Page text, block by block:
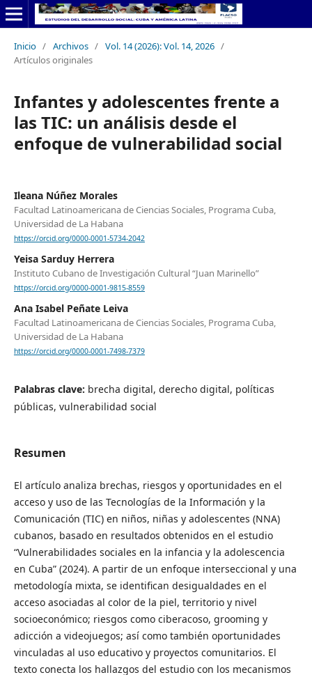
Inicio / Archivos / Vol. 14 (2026): Vol. 14, 2026 /
Artículos originales
Infantes y adolescentes frente a
las TIC: un análisis desde el
enfoque de vulnerabilidad social
Ileana Núñez Morales
Facultad Latinoamericana de Ciencias Sociales, Programa Cuba,
Universidad de La Habana
https://orcid.org/0000-0001-5734-2042
Yeisa Sarduy Herrera
Instituto Cubano de Investigación Cultural “Juan Marinello”
https://orcid.org/0000-0001-9815-8559
Ana Isabel Peñate Leiva
Facultad Latinoamericana de Ciencias Sociales, Programa Cuba,
Universidad de La Habana
https://orcid.org/0000-0001-7498-7379
Palabras clave: brecha digital, derecho digital, políticas
públicas, vulnerabilidad social
Resumen
El artículo analiza brechas, riesgos y oportunidades en el
acceso y uso de las Tecnologías de la Información y la
Comunicación (TIC) en niños, niñas y adolescentes (NNA)
cubanos, basado en resultados obtenidos en el estudio
“Vulnerabilidades sociales en la infancia y la adolescencia
en Cuba” (2024). A partir de un enfoque interseccional y una
metodología mixta, se identifican desigualdades en el
acceso asociadas al color de la piel, territorio y nivel
socioeconómico; riesgos como ciberacoso, grooming y
adicción a videojuegos; así como también oportunidades
vinculadas al uso educativo y proyectos comunitarios. El
texto conecta los hallazgos del estudio con los mecanismos